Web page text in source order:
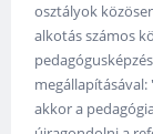
osztályok
alkotás számos
akkor a